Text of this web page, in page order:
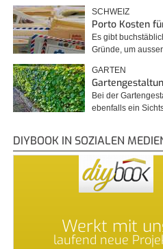
SCHWEIZ
Porto Kosten
Es gibt
Gründe, um
GARTEN
Bei der
ebenfalls ein
DIYBOOK IN SOZIALEN
Werkt mit
laufend neue